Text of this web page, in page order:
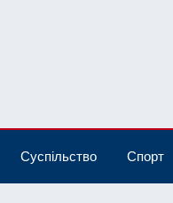
Суспільство Спорт